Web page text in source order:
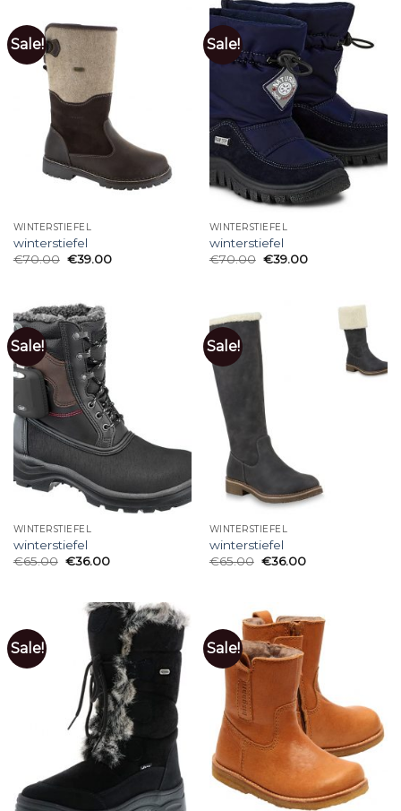
Sale!
WINTERSTIEFEL
winterstiefel
€70.00 €39.00
Sale!
WINTERSTIEFEL
winterstiefel
€70.00 €39.00
Sale!
WINTERSTIEFEL
winterstiefel
€65.00 €36.00
Sale!
WINTERSTIEFEL
winterstiefel
€65.00 €36.00
Sale! Sale!